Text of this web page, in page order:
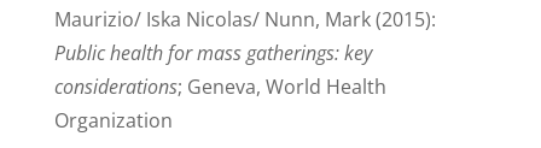
Maurizio/ Iska Nicolas/ Nunn, Mark (2015):
Public health for mass gatherings: key
considerations; Geneva, World Health
Organization